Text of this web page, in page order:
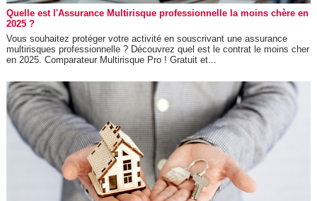
Quelle est l'Assurance Multirisque professionnelle la moins chère en
2025 ?
Vous souhaitez protéger votre activité en souscrivant une assurance
multirisques professionnelle ? Découvrez quel est le contrat le moins cher
en 2025. Comparateur Multirisque Pro ! Gratuit et...